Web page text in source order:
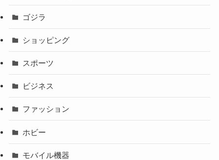
ゴジラ
ショッピング
スポーツ
ビジネス
ファッション
ホビー
モバイル機器